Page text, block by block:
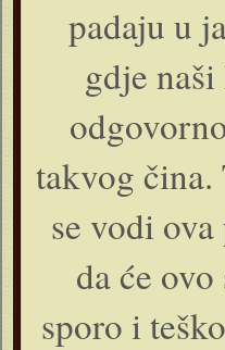
padaju u
gdje
takvog čina.
se vodi
da će
sporo i